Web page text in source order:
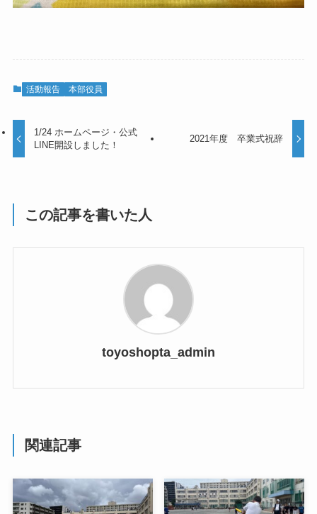
活動報告 本部役員
1/24 ホームページ・公式
LINE開設しました！
2021年度 卒業式祝辞
この記事を書いた人
toyoshopta_admin
関連記事